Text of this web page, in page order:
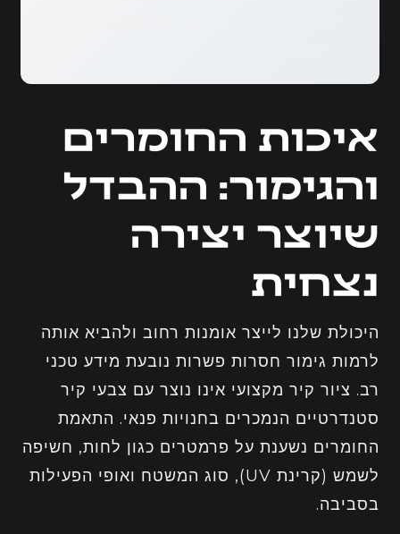
איכות החומרים
והגימור: ההבדל
שיוצר יצירה
נצחית
היכולת שלנו לייצר אומנות רחוב ולהביא אותה
לרמות גימור חסרות פשרות נובעת מידע טכני
רב. ציור קיר מקצועי אינו נוצר עם צבעי קיר
סטנדרטיים הנמכרים בחנויות פנאי. התאמת
החומרים נשענת על פרמטרים כגון לחות, חשיפה
לשמש (קרינת UV), סוג המשטח ואופי הפעילות
בסביבה.